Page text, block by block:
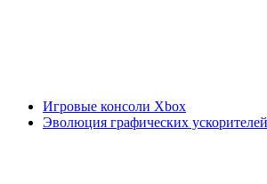
Игровые консоли Xbox
Эволюция графических